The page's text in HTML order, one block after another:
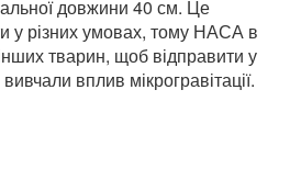
довжини 40 см. Це
у різних умовах, тому НАСА в
тварин, щоб відправити у
вплив мікрогравітації.